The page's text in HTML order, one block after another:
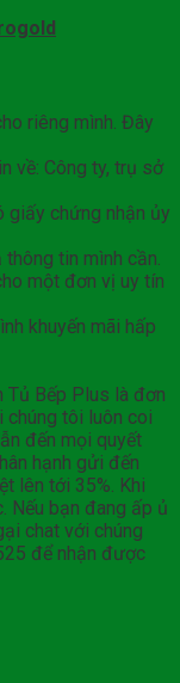
riêng mình. Đây
về: Công ty, trụ sở
giấy chứng nhận ủy
tin mình cần.
một đơn vị uy tín
khuyến mãi hấp
Tủ Bếp Plus là đơn
tôi luôn coi
đến mọi quyết
hạnh gửi đến
lên tới 35%. Khi
Nếu bạn đang ấp ủ
chat với chúng
để nhận được